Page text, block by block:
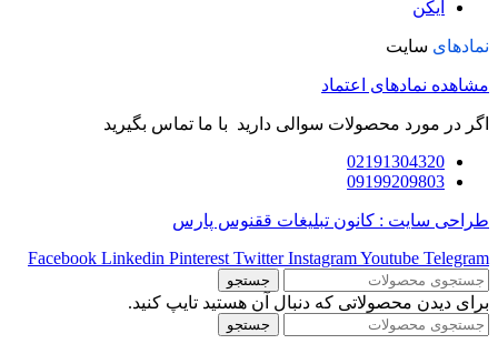
آیکن
نمادهای سایت
مشاهده نمادهای اعتماد
اگر در مورد محصولات سوالی دارید با ما تماس بگیرید
02191304320
09199209803
طراحی سایت : کانون تبلیغات ققنوس پارس
Facebook Linkedin Pinterest Twitter InstagramYoutube Telegram
جستجو
برای دیدن محصولاتی که دنبال آن هستید تایپ کنید.
جستجو